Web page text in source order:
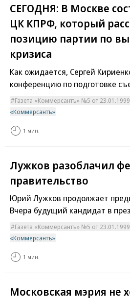
СЕГОДНЯ: В Москве
ЦК КПРФ, который
позицию партии по
кризиса
Как ожидается, Сергей
конференцию по подготовке
Газета «Коммерсантъ» №5 от
«Коммерсантъ»
1 мин.
Лужков разоблачил
правительство
Юрий Лужков продолжает
Вчера будущий кандидат в
Газета «Коммерсантъ» №5 от
«Коммерсантъ»
1 мин.
Московская мэрия не